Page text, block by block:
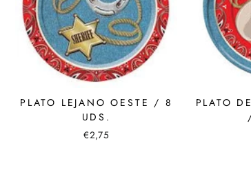
PLATO LEJANO OESTE / 8
UDS.
€2,75
PLATO